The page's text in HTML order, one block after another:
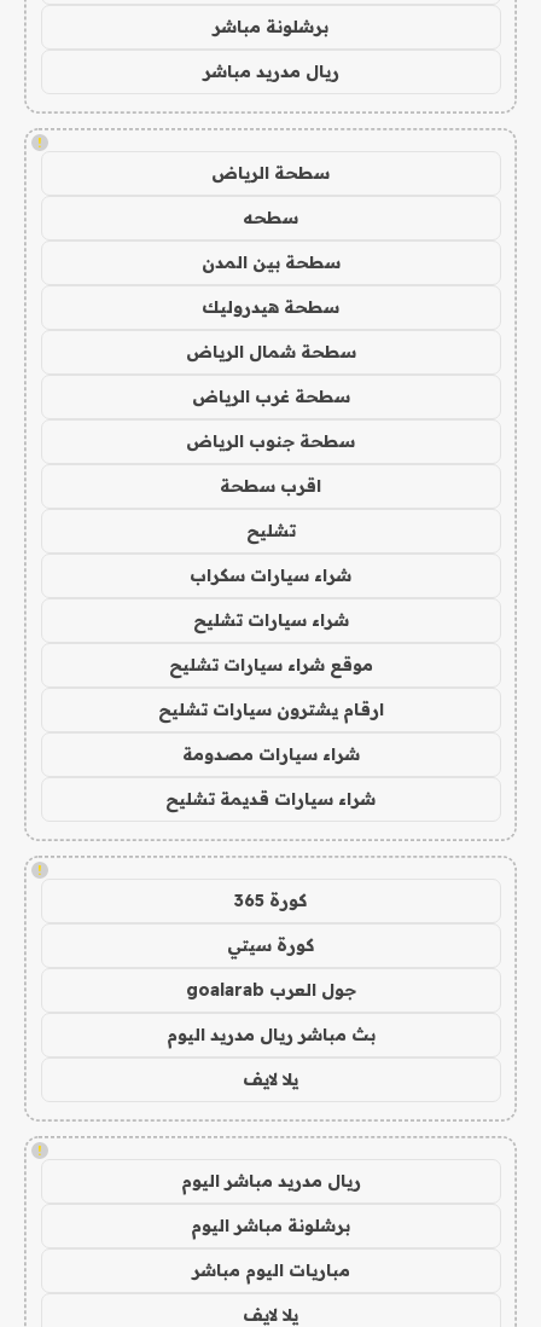
برشلونة مباشر
ريال مدريد مباشر
!
سطحة الرياض
سطحه
سطحة بين المدن
سطحة هيدروليك
سطحة شمال الرياض
سطحة غرب الرياض
سطحة جنوب الرياض
اقرب سطحة
تشليح
شراء سيارات سكراب
شراء سيارات تشليح
موقع شراء سيارات تشليح
ارقام يشترون سيارات تشليح
شراء سيارات مصدومة
شراء سيارات قديمة تشليح
!
كورة 365
كورة سيتي
جول العرب goalarab
بث مباشر ريال مدريد اليوم
يلا لايف
!
ريال مدريد مباشر اليوم
برشلونة مباشر اليوم
مباريات اليوم مباشر
يلا لايف